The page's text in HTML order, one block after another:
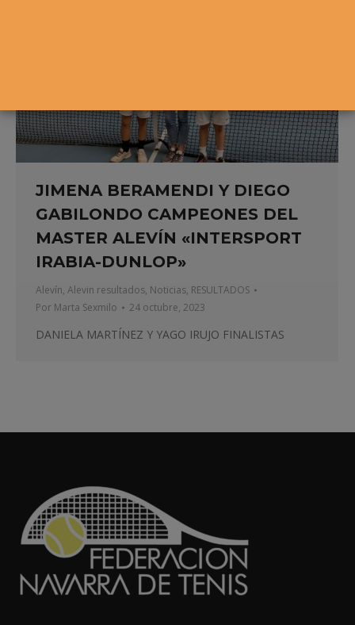
JIMENA BERAMENDI Y DIEGO
GABILONDO CAMPEONES DEL
MASTER ALEVÍN «INTERSPORT
IRABIA-DUNLOP»
Alevín, Alevin resultados, Noticias, RESULTADOS
Por Marta Sexmilo 24 octubre, 2023
DANIELA MARTÍNEZ Y YAGO IRUJO FINALISTAS